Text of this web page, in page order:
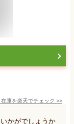
庫を楽天でチェック >>
かがでしょうか